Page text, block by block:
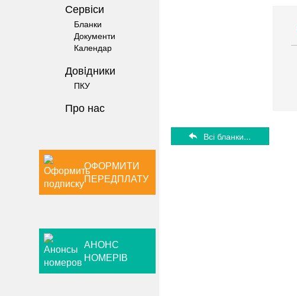
Сервіси
Бланки
Документи
Календар
Довiдники
ПКУ
Про нас
ОФОРМИТИ
ПЕРЕДПЛАТУ
АНОНС
НОМЕРІВ
Всі бланки...